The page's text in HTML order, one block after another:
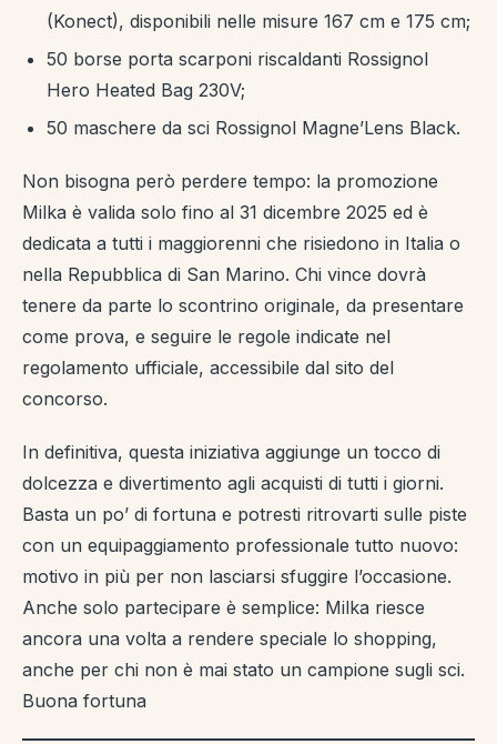
(Konect), disponibili nelle misure 167 cm e 175 cm;
50 borse porta scarponi riscaldanti Rossignol
Hero Heated Bag 230V;
50 maschere da sci Rossignol Magne’Lens Black.
Non bisogna però perdere tempo: la promozione
Milka è valida solo fino al 31 dicembre 2025 ed è
dedicata a tutti i maggiorenni che risiedono in Italia o
nella Repubblica di San Marino. Chi vince dovrà
tenere da parte lo scontrino originale, da presentare
come prova, e seguire le regole indicate nel
regolamento ufficiale, accessibile dal sito del
concorso.
In definitiva, questa iniziativa aggiunge un tocco di
dolcezza e divertimento agli acquisti di tutti i giorni.
Basta un po’ di fortuna e potresti ritrovarti sulle piste
con un equipaggiamento professionale tutto nuovo:
motivo in più per non lasciarsi sfuggire l’occasione.
Anche solo partecipare è semplice: Milka riesce
ancora una volta a rendere speciale lo shopping,
anche per chi non è mai stato un campione sugli sci.
Buona fortuna